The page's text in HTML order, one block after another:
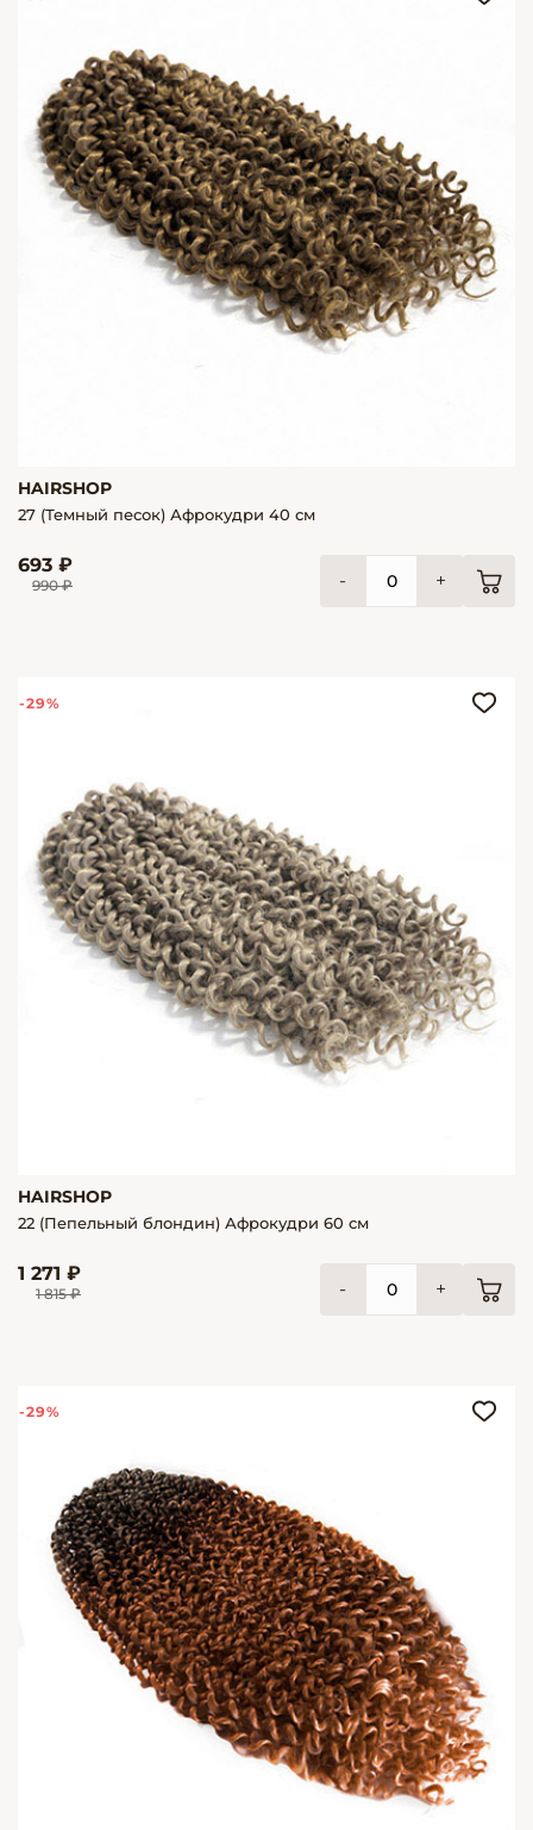
HAIRSHOP
27 (Темный песок) Афрокудри 40 см
693 ₽
990 ₽ - +
-29%
HAIRSHOP
22 (Пепельный блондин) Афрокудри 60 см
1 271 ₽
1 815 ₽ - +
-29%